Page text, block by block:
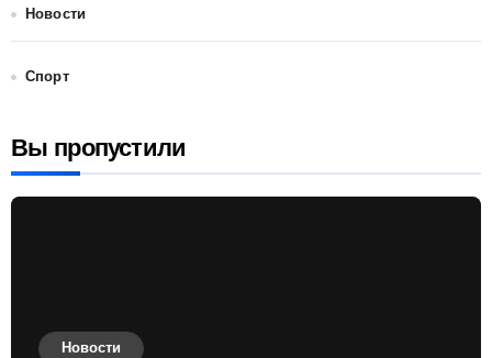
Новости
Спорт
Вы пропустили
Новости